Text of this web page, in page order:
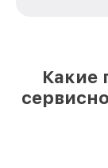
Какие